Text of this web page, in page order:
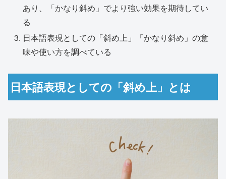
あり、「かなり斜め」でより強い効果を期待してい
る
日本語表現としての「斜め上」「かなり斜め」の意
味や使い方を調べている
日本語表現としての「斜め上」とは